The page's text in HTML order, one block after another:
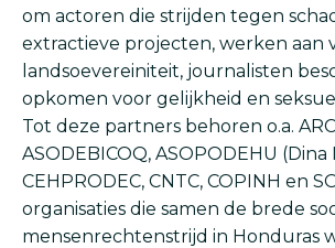
om actoren die strijden tegen
extractieve projecten, werken aan
landsoevereiniteit, journalisten
opkomen voor gelijkheid en
Tot deze partners behoren o.a.
ASODEBICOQ, ASOPODEHU (Dina
CEHPRODEC, CNTC, COPINH en
organisaties die samen de brede
mensenrechtenstrijd in Honduras